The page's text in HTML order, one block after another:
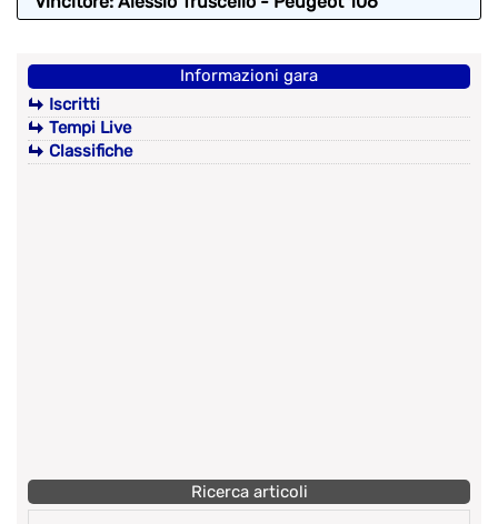
Informazioni gara
Iscritti
Tempi Live
Classifiche
Ricerca articoli